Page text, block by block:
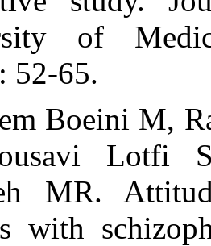
University of
22(90): 52-65.
5. Nadem
N, Mousavi
Yeganeh
patients with